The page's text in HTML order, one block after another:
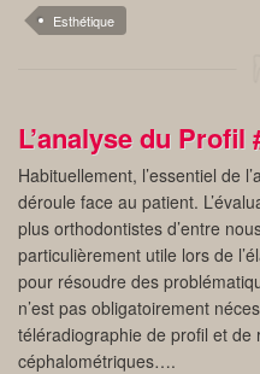
Esthétique
L’analyse du Profil
Habituellement, l’essentiel de
déroule face au patient.
plus orthodontistes d’entre
particulièrement utile lors de
pour résoudre des
n’est pas obligatoirement
téléradiographie de profil et de
céphalométriques….